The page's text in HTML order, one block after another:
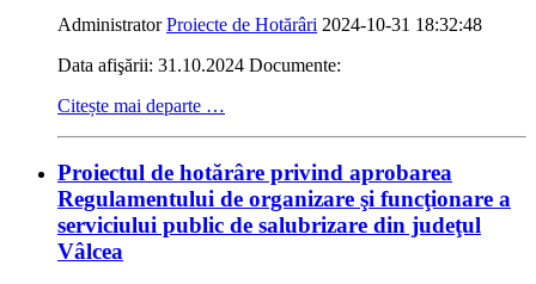
AdministratorProiecte de Hotărâri 2024-10-31 18:32:48
Data afişării: 31.10.2024 Documente:
Citește mai departe …
Proiectul de hotărâre privind aprobarea
Regulamentului de organizare şi funcţionare a
serviciului public de salubrizare din judeţul
Vâlcea